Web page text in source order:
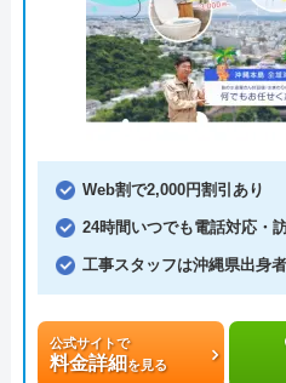
Web割で2,000円割引あり
24時間いつでも電話対応・
工事スタッフは沖縄県出身
公式サイトで
料金詳細を見る